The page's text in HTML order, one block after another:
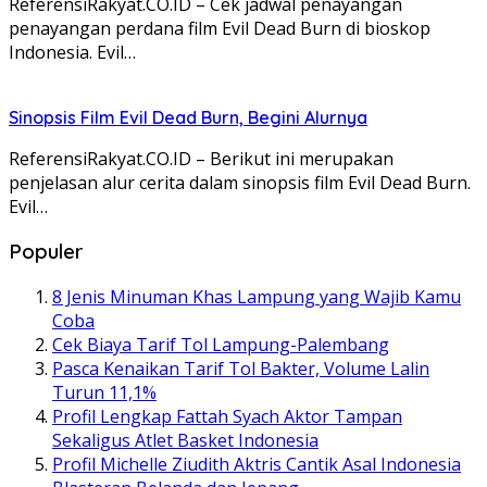
penayangan perdana film Evil Dead Burn di bioskop
Indonesia. Evil…
Sinopsis Film Evil Dead Burn, Begini Alurnya
ReferensiRakyat.CO.ID – Berikut ini merupakan
penjelasan alur cerita dalam sinopsis film Evil Dead Burn.
Evil…
Populer
8 Jenis Minuman Khas Lampung yang Wajib Kamu
Coba
Cek Biaya Tarif Tol Lampung-Palembang
Pasca Kenaikan Tarif Tol Bakter, Volume Lalin
Turun 11,1%
Profil Lengkap Fattah Syach Aktor Tampan
Sekaligus Atlet Basket Indonesia
Profil Michelle Ziudith Aktris Cantik Asal Indonesia